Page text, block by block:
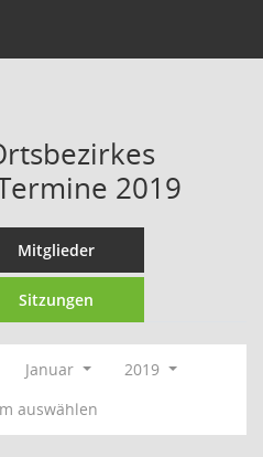
2019
Mitglieder
Sitzungen
Januar
2019
auswählen